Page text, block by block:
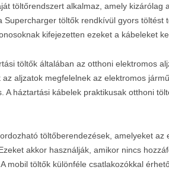
töltőrendszert alkalmaz, amely kizárólag
Supercharger töltők rendkívül gyors töltést
kifejezetten ezeket a kábeleket
töltők általában az otthoni elektromos
aljzatok megfelelnek az elektromos
A háztartási kábelek praktikusak otthoni
töltőberendezések, amelyeket az
akkor használják, amikor nincs
mobil töltők különféle csatlakozókkal